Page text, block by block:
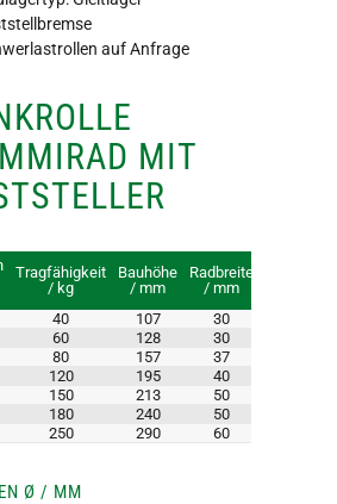
auf Anfrage
MIT
Tragfähigkeit
/ kg
Bauhöhe
/ mm
Radbreite
/ mm
40 107 30
60 128 30
80 157 37
120 195 40
150 213 50
180 240 50
250 290 60
Ø / MM